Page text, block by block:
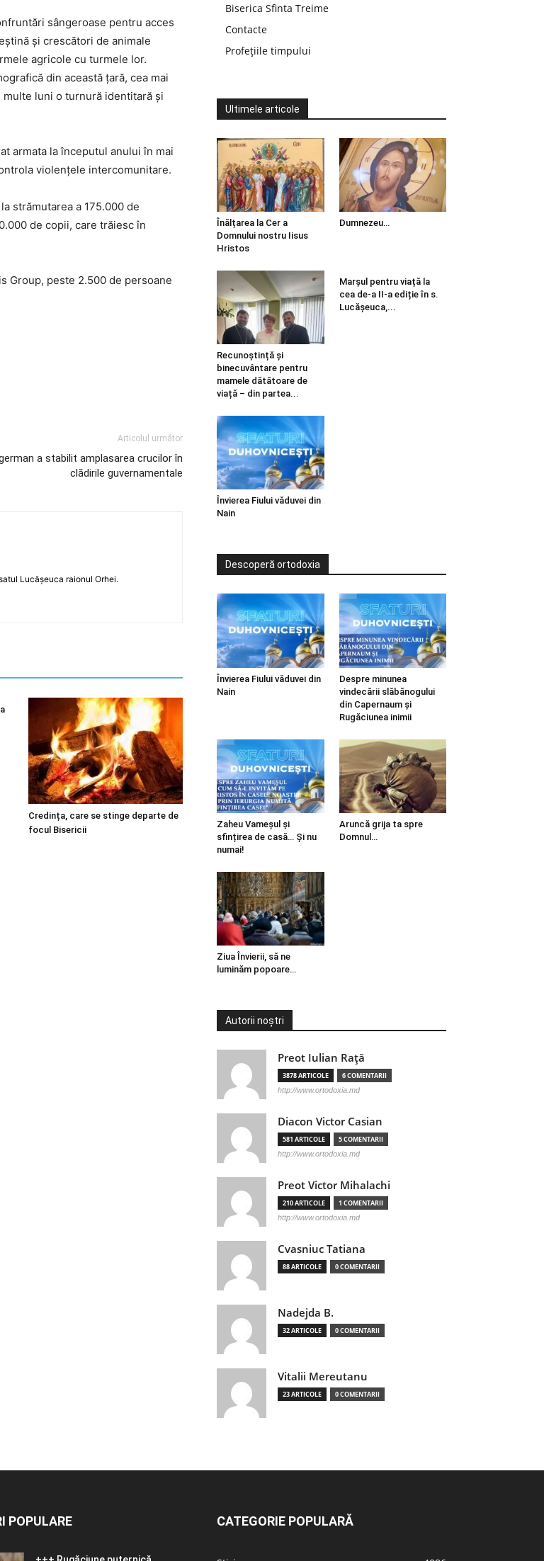
sângeroase pentru acces
şi crescători de animale
agricole cu turmele lor.
din această ţară, cea mai
luni o turnură identitară şi
armata la începutul anului în mai
violenţele intercomunitare.
strămutarea a 175.000 de
de copii, care trăiesc în
Group, peste 2.500 de persoane
Articolul următor
a stabilit amplasarea crucilor în
clădirile guvernamentale
Lucășeuca raionul Orhei.
Credința, care se stinge departe de
focul Bisericii
Biserica Sfinta Treime
Contacte
Profețiile timpului
Ultimele articole
Înălțarea la Cer a
Domnului nostru Iisus
Hristos
Dumnezeu…
Recunoștință și
binecuvântare pentru
mamele dătătoare de
viață – din partea...
Marșul pentru viață la
cea de-a II-a ediție în s.
Lucășeuca,...
Învierea Fiului văduvei din
Nain
Descoperă ortodoxia
Învierea Fiului văduvei din
Nain
Despre minunea
vindecării slăbănogului
din Capernaum și
Rugăciunea inimii
Zaheu Vameșul și
sfințirea de casă… Și nu
numai!
Aruncă grija ta spre
Domnul…
Ziua Învierii, să ne
luminăm popoare…
Autorii noștri
Preot Iulian Raţă
3878 ARTICOLE 6 COMENTARII
http://www.ortodoxia.md
Diacon Victor Casian
581 ARTICOLE 5 COMENTARII
http://www.ortodoxia.md
Preot Victor Mihalachi
210 ARTICOLE 1 COMENTARII
http://www.ortodoxia.md
Cvasniuc Tatiana
88 ARTICOLE 0 COMENTARII
Nadejda B.
32 ARTICOLE 0 COMENTARII
Vitalii Mereutanu
23 ARTICOLE 0 COMENTARII
POPULARE CATEGORIE POPULARĂ